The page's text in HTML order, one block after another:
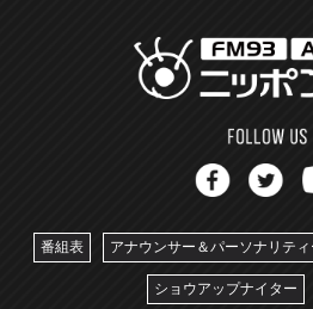
番組表 アナウンサー＆パーソナリティ
ショウアップナイター